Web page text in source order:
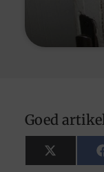
Goed
X
(Twitter)